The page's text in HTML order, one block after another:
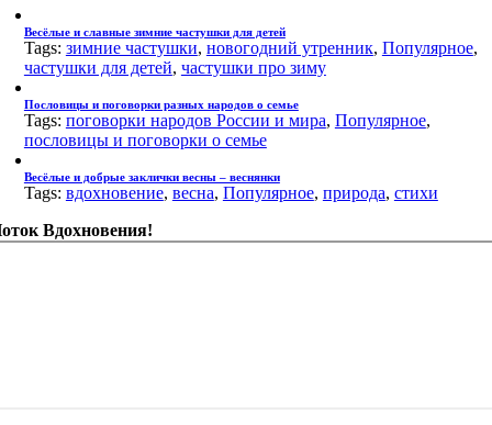
Весёлые и славные зимние частушки для детей
Tags: зимние частушки, новогодний утренник, Популярное,
частушки для детей, частушки про зиму
Пословицы и поговорки разных народов о семье
Tags: поговорки народов России и мира, Популярное,
пословицы и поговорки о семье
Весёлые и добрые заклички весны – веснянки
Tags: вдохновение, весна, Популярное, природа, стихи
Вдохновения!